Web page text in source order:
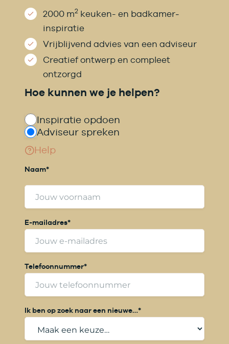
2000 m2 keuken- en badkamer­
inspiratie
Vrijblijvend advies van een adviseur
Creatief ontwerp en compleet
ontzorgd
Hoe kunnen we je helpen?
Inspiratie opdoen
Adviseur spreken
Help
Naam*
o
n
a
a
E-mailadres*
Telefoonnummer*
Ik ben op zoek naar een nieuwe…*